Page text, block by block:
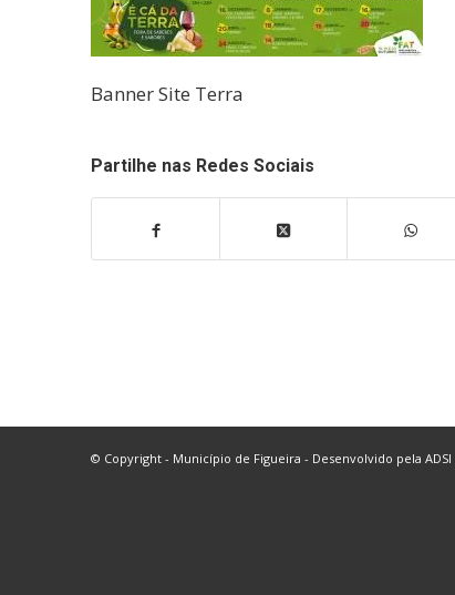
Banner Site Terra
Partilhe nas Redes Sociais
© Copyright - Município de Figueira - Desenvolvido pela ADSI